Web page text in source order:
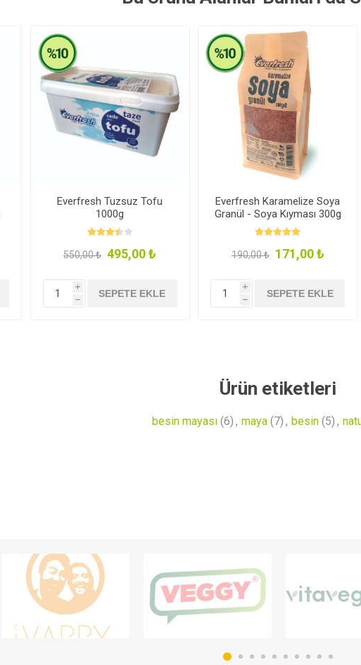
Everfresh Tuzsuz Tofu
1000g
550,00 ₺ 495,00 ₺
i
h
SEPETE EKLE
Everfresh Karamelize Soya
Granül - Soya Kıyması 300g
190,00 ₺ 171,00 ₺
i
h
SEPETE EKLE
Ürün etiketleri
besin mayası (6) , maya (7) , besin (5) ,